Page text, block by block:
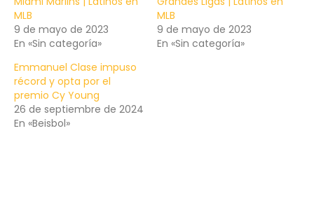
MLB
9 de mayo de 2023
En «Sin categoría»
MLB
9 de mayo de 2023
En «Sin categoría»
Emmanuel Clase impuso
récord y opta por el
premio Cy Young
26 de septiembre de 2024
En «Beisbol»